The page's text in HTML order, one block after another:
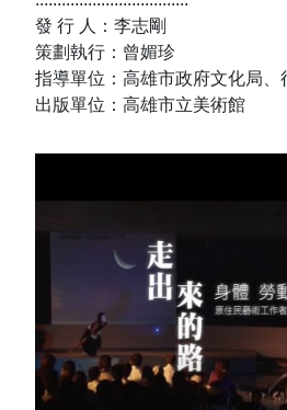
發 行 人：李志剛
策劃執行：曾媚珍
指導單位：高雄市政府文化局、
出版單位：高雄市立美術館